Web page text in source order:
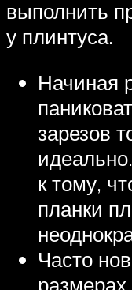
выполнить
у плинтуса.
Начиная
зарезов
к тому,
планки
Часто
размерах